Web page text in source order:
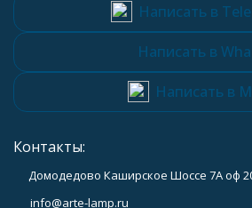
Написать в
Написать в
Написать в
Контакты:
Домодедово Каширское Шоссе 7А оф
info@arte-lamp.ru